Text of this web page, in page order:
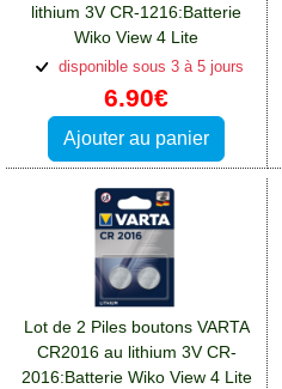
lithium 3V CR-1216:Batterie
Wiko View 4 Lite
disponible sous 3 à 5 jours
6.90€
Ajouter au panier
Lot de 2 Piles boutons VARTA
CR2016 au lithium 3V CR-
2016:Batterie Wiko View 4 Lite